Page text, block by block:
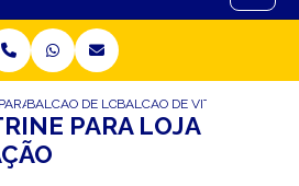
LOJA
BALCAO DE LOJA COM EXPOSITOR
BALCAO DE VITRINE PARA
PARA LOJA